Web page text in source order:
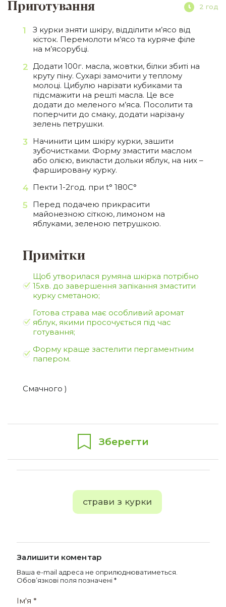
Приготування 2 год
З курки зняти шкіру, відділити м’ясо від
кісток. Перемолоти м’ясо та куряче філе
на м’ясорубці.
Додати 100г. масла, жовтки, білки збиті на
круту піну. Сухарі замочити у теплому
молоці. Цибулю нарізати кубиками та
підсмажити на решті масла. Це все
додати до меленого м’яса. Посолити та
поперчити до смаку, додати нарізану
зелень петрушки.
Начинити цим шкіру курки, зашити
зубочистками. Форму змастити маслом
або олією, викласти дольки яблук, на них –
фаршировану курку.
Пекти 1-2год. при t° 180С°
Перед подачею прикрасити
майонезною сіткою, лимоном на
яблуками, зеленою петрушкою.
Примітки
Щоб утворилася румяна шкірка потрібно
15хв. до завершення запікання змастити
курку сметаною;
Готова страва має особливий аромат
яблук, якими просочується під час
готування;
Форму краще застелити пергаментним
папером.
Смачного )
Зберегти
страви з курки
Залишити коментар
Ваша e-mail адреса не оприлюднюватиметься.
Обов’язкові поля позначені*
Ім'я *